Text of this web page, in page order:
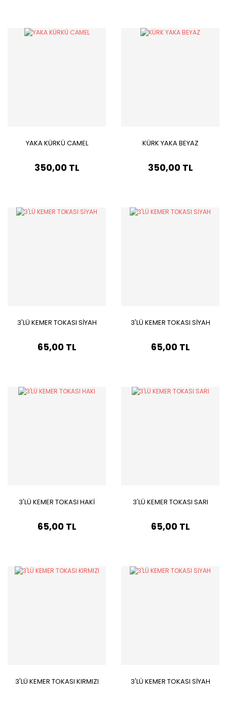
YAKA KÜRKÜ CAMEL
350,00 TL
KÜRK YAKA BEYAZ
350,00 TL
3'LÜ KEMER TOKASI SİYAH
65,00 TL
3'LÜ KEMER TOKASI SİYAH
65,00 TL
3'LÜ KEMER TOKASI HAKİ
65,00 TL
3'LÜ KEMER TOKASI SARI
65,00 TL
3'LÜ KEMER TOKASI KIRMIZI 3'LÜ KEMER TOKASI SİYAH